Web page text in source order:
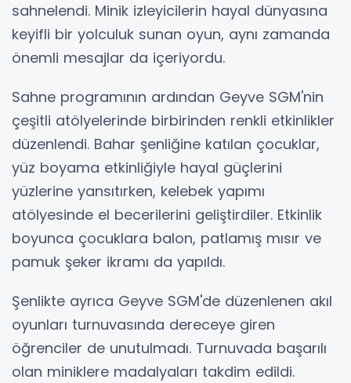
sahnelendi. Minik izleyicilerin hayal dünyasına
keyifli bir yolculuk sunan oyun, aynı zamanda
önemli mesajlar da içeriyordu.
Sahne programının ardından Geyve SGM'nin
çeşitli atölyelerinde birbirinden renkli etkinlikler
düzenlendi. Bahar şenliğine katılan çocuklar,
yüz boyama etkinliğiyle hayal güçlerini
yüzlerine yansıtırken, kelebek yapımı
atölyesinde el becerilerini geliştirdiler. Etkinlik
boyunca çocuklara balon, patlamış mısır ve
pamuk şeker ikramı da yapıldı.
Şenlikte ayrıca Geyve SGM'de düzenlenen akıl
oyunları turnuvasında dereceye giren
öğrenciler de unutulmadı. Turnuvada başarılı
olan miniklere madalyaları takdim edildi.